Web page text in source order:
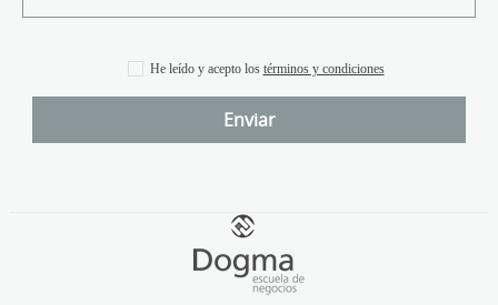
He leído y acepto los términos y condiciones